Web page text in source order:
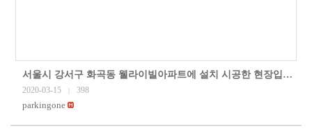
서울시 강서구 화곡동 웰라이빌아파트에 설치 시공한 현장입니다.주차자단기, 차량번호인식기 등 주차관제시스템을
2020-03-15 398
parkingone